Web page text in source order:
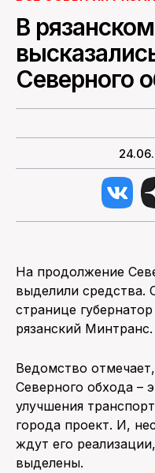
В
Северного
На продолжение
выделили средства.
странице
рязанский Минтранс.
Ведомство
Северного обхода –
улучшения
города проект. И,
ждут его
выделены.